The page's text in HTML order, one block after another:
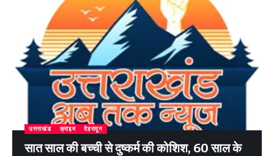
उत्तराखंड क्राइम देहरादून
सात साल की बच्ची से दुष्कर्म की कोशिश, 60 साल के